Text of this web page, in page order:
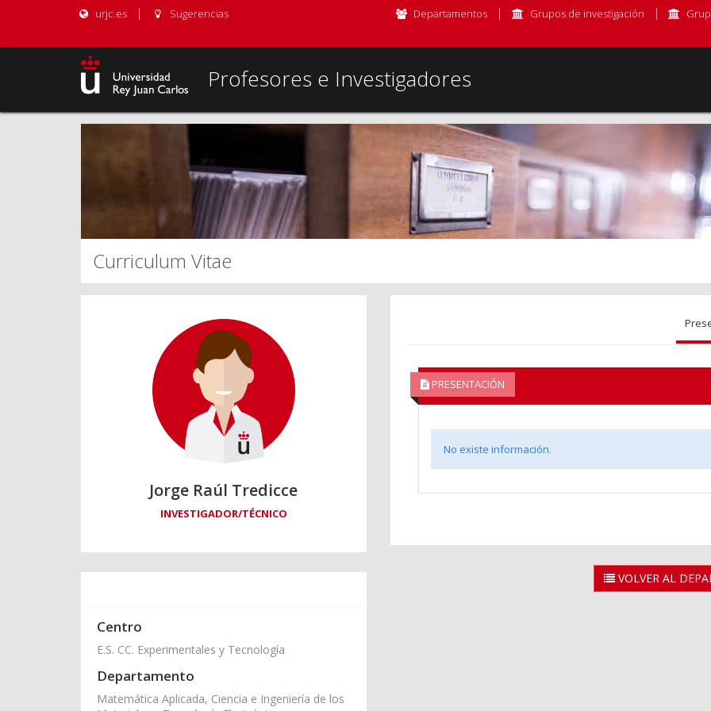
urjc.es Sugerencias Departamentos Grupos de investigación
Profesores e Investigadores
Curriculum Vitae
Jorge Raúl Tredicce
INVESTIGADOR/TÉCNICO
Centro
E.S. CC. Experimentales y Tecnología
Departamento
Matemática Aplicada, Ciencia e Ingeniería de los
PRESENTACIÓN
No existe información.
VOLVER AL